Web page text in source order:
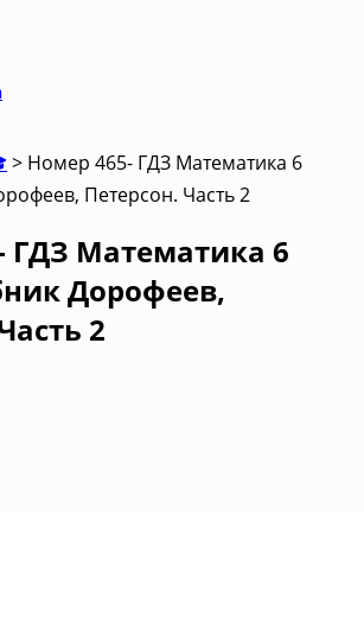
> Номер 465- ГДЗ Математика 6
Петерсон. Часть 2
ГДЗ Математика 6
Дорофеев,
2